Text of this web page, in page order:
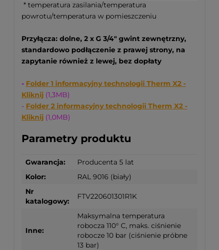
* temperatura zasilania/temperatura
powrotu/temperatura w pomieszczeniu
Przyłącza: dolne, 2 x G 3/4" gwint zewnętrzny,
standardowo podłączenie z prawej strony, na
zapytanie również z lewej, bez dopłaty
- Folder 1 informacyjny technologii Therm X2 -
Kliknij (1,3MB)
- Folder 2 informacyjny technologii Therm X2 -
Kliknij (1,0MB)
Parametry produktu
Gwarancja:
Producenta 5 lat
Kolor:
RAL 9016 (biały)
Nr
katalogowy:
FTV220601301R1K
Inne:
Maksymalna temperatura
robocza 110° C, maks. ciśnienie
robocze 10 bar (ciśnienie próbne
13 bar)